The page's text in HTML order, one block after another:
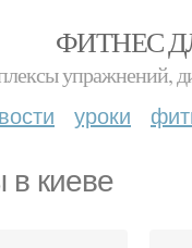
ФИТНЕС
упражнений,
уроки
в киеве